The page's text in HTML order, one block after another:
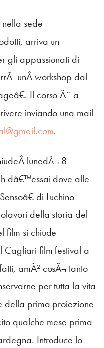
sede
arriva un
gli appassionati di
unÂ workshop dal
Il corso Ã¨ a
inviando una mail
.
lunedÃ¬ 8
dâ€™essai dove alle
di Luchino
della storia del
film si chiude
film festival a
amÃ² cosÃ¬ tanto
per tutta la vita
della prima proiezione
qualche mese prima
Introduce lo